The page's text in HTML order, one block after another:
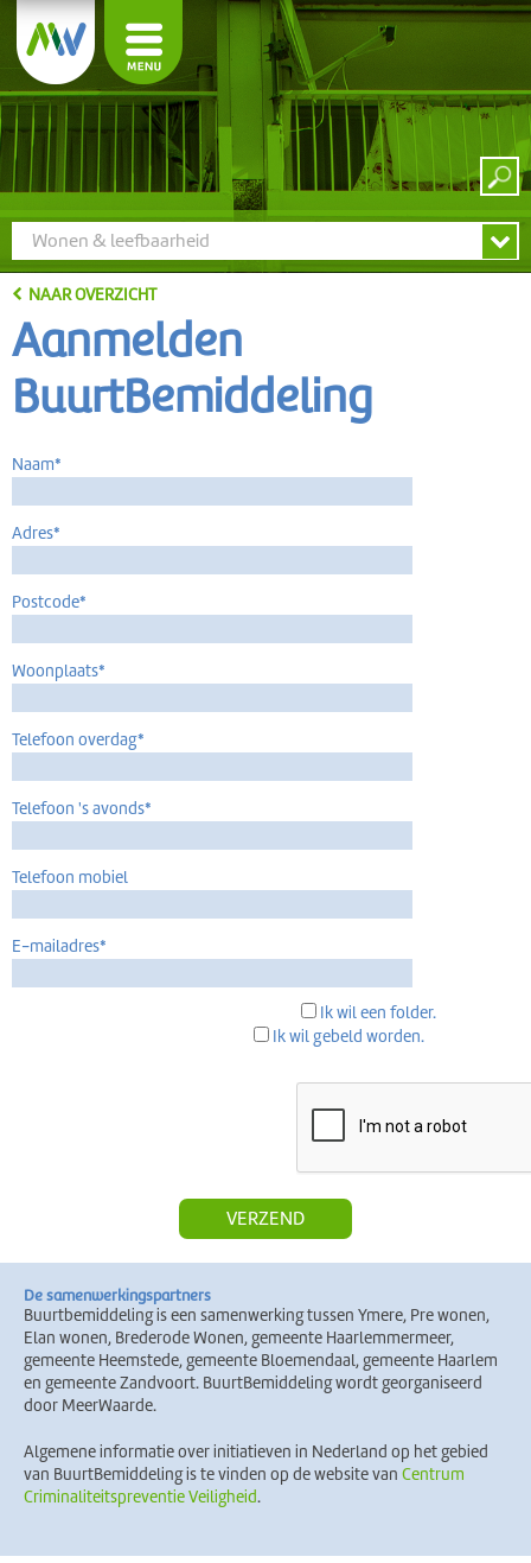
Wonen & leefbaarheid
NAAR OVERZICHT
Aanmelden
BuurtBemiddeling
Naam*
Adres*
Postcode*
Woonplaats*
Telefoon overdag*
Telefoon 's avonds*
Telefoon mobiel
E-mailadres*
Ik wil een folder.
Ik wil gebeld worden.
De samenwerkingspartners
Buurtbemiddeling is een samenwerking tussen Ymere, Pre wonen,
Elan wonen, Brederode Wonen, gemeente Haarlemmermeer,
gemeente Heemstede, gemeente Bloemendaal, gemeente Haarlem
en gemeente Zandvoort. BuurtBemiddeling wordt georganiseerd
door MeerWaarde.
Algemene informatie over initiatieven in Nederland op het gebied
van BuurtBemiddeling is te vinden op de website van Centrum
Criminaliteitspreventie Veiligheid.